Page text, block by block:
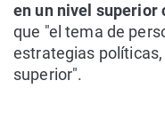
en un nivel superior
que "el tema de
estrategias políticas,
superior".